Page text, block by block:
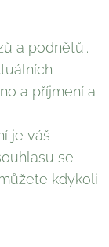
a podnětů..
a příjmení a
je váš
se
kdykoli